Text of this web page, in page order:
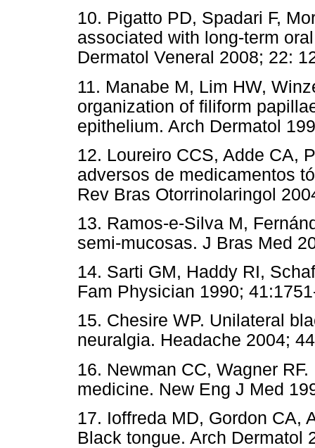
10. Pigatto PD, Spadari F,
associated with long-term
Dermatol Veneral 2008;
11. Manabe M, Lim HW,
organization of filiform
epithelium. Arch Dermatol
12. Loureiro CCS, Adde CA,
adversos de medicamentos
Rev Bras Otorrinolaringol
13. Ramos-e-Silva M,
semi-mucosas. J Bras
14. Sarti GM, Haddy RI,
Fam Physician 1990;
15. Chesire WP. Unilateral
neuralgia. Headache
16. Newman CC, Wagner
medicine. New Eng J
17. Ioffreda MD, Gordon CA,
Black tongue. Arch